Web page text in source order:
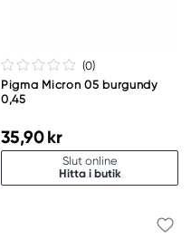
(0)
Pigma Micron 05 burgundy
0,45
35,90 kr
Slut online
Hitta i butik